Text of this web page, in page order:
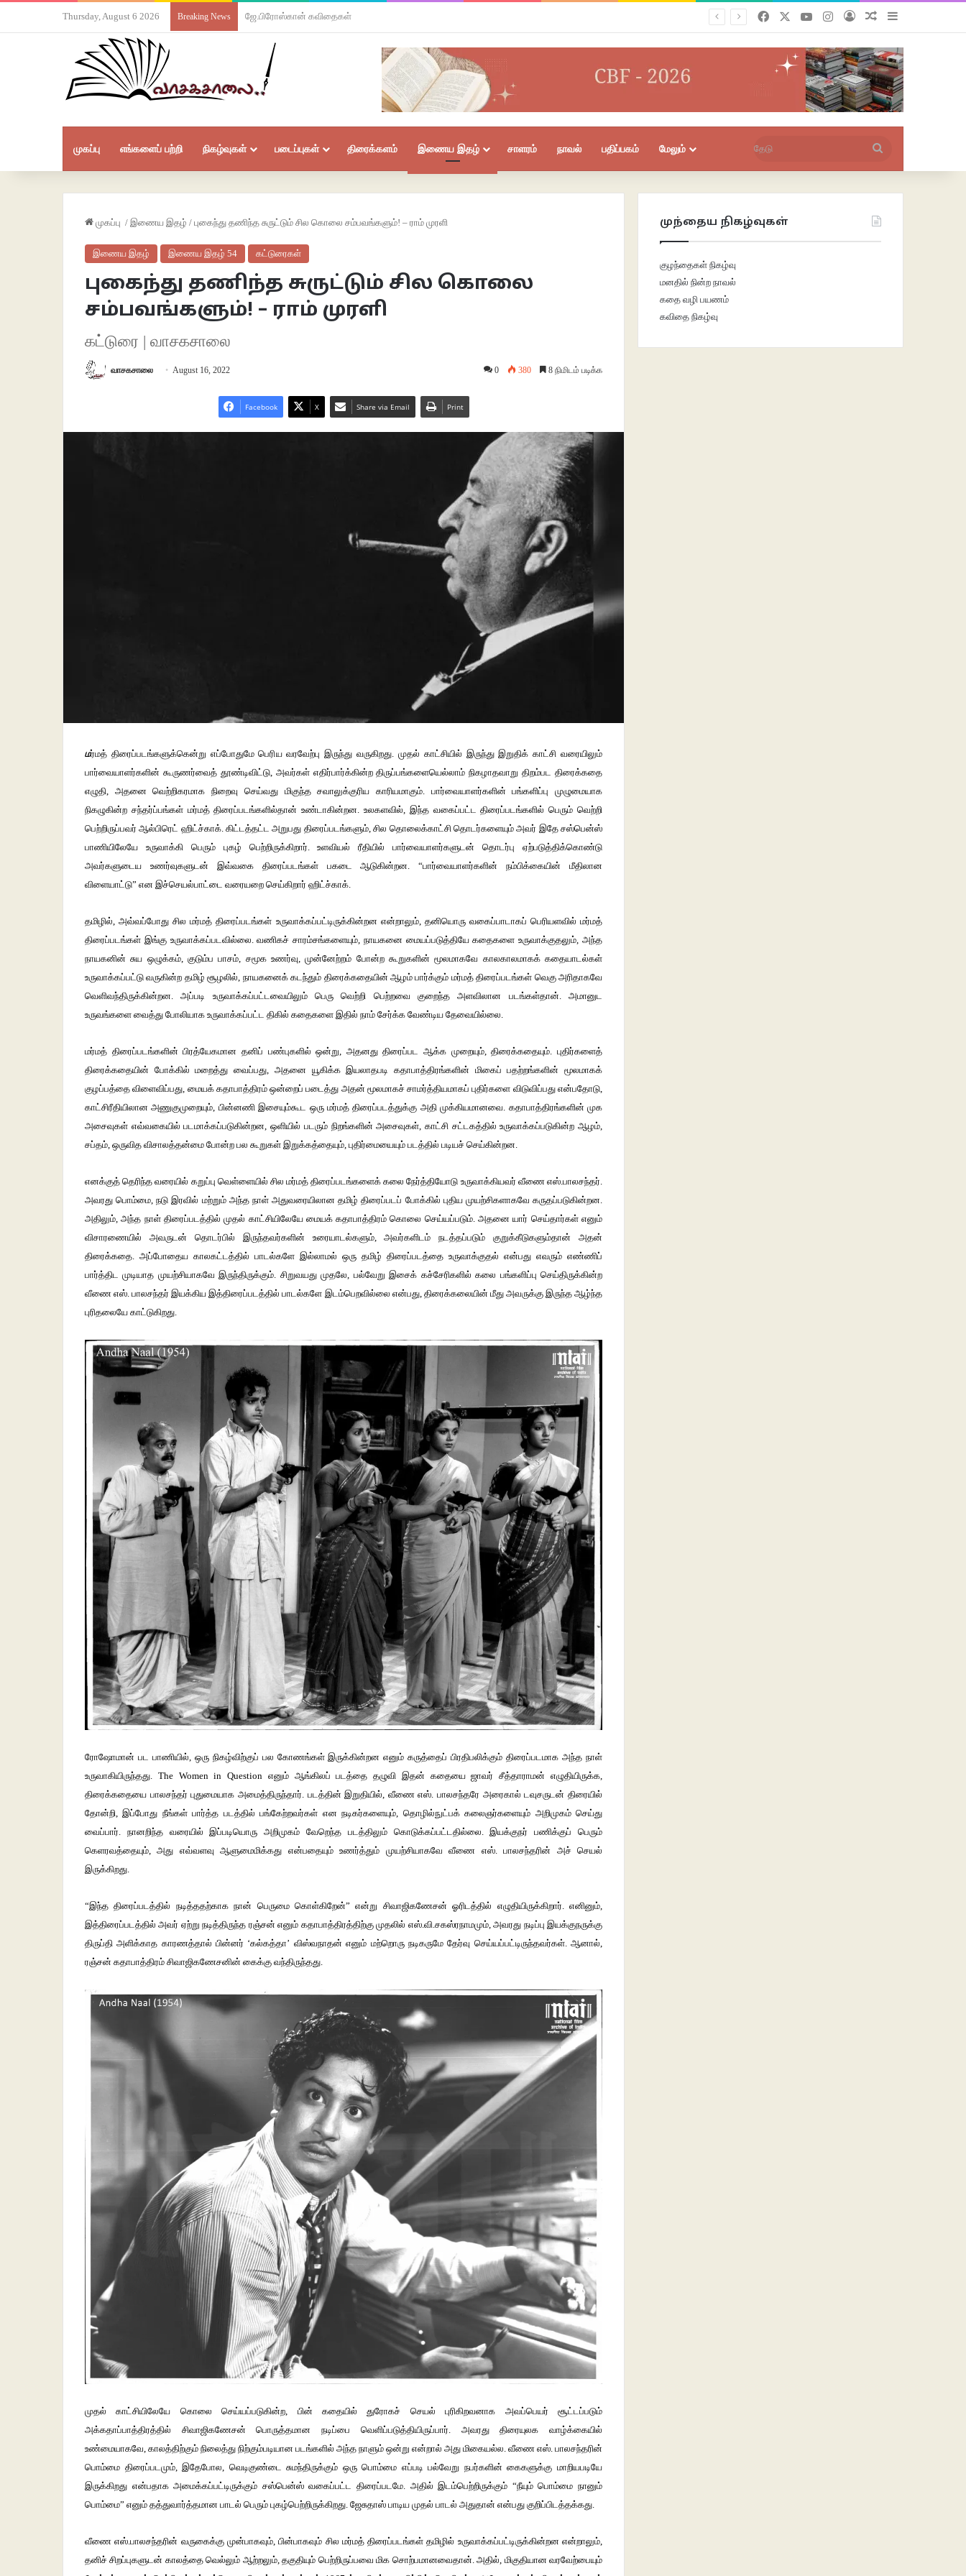
Thursday, August 6 2026 Breaking News ஜே.பிரோஸ்கான் கவிதைகள் FacebookYouTubeInstagramபுகுபதிகைசீரற்ற பதிவுகள்
Sidebar
முகப்பு எங்களைப் பற்றி நிகழ்வுகள் படைப்புகள் திரைக்களம் இணைய இதழ் சாளரம் நாவல் பதிப்பகம் மேலும்
முகப்பு / இணைய இதழ் / புகைந்து தணிந்த சுருட்டும் சில கொலை சம்பவங்களும்! – ராம் முரளி
இணைய இதழ் இணைய இதழ் 54 கட்டுரைகள்
புகைந்து தணிந்த சுருட்டும் சில கொலை
சம்பவங்களும்! – ராம் முரளி
கட்டுரை | வாசகசாலை
வாசகசாலை August 16, 2022 0 380 8 நிமிடம் படிக்க
Facebook X Share via Email Print
மர்மத் திரைப்படங்களுக்கென்று எப்போதுமே பெரிய வரவேற்பு இருந்து வருகிறது. முதல் காட்சியில் இருந்து இறுதிக் காட்சி வரையிலும்
பார்வையாளர்களின் கூருணர்வைத் தூண்டிவிட்டு, அவர்கள் எதிர்பார்க்கின்ற திருப்பங்களையெல்லாம் நிகழாதவாறு திறம்பட திரைக்கதை
எழுதி, அதனை வெற்றிகரமாக நிறைவு செய்வது மிகுந்த சவாலுக்குரிய காரியமாகும். பார்வையாளர்களின் பங்களிப்பு முழுமையாக
நிகழுகின்ற சந்தர்ப்பங்கள் மர்மத் திரைப்படங்களில்தான் உண்டாகின்றன. உலகளவில், இந்த வகைப்பட்ட திரைப்படங்களில் பெரும் வெற்றி
பெற்றிருப்பவர் ஆல்பிரெட் ஹிட்ச்காக். கிட்டத்தட்ட அறுபது திரைப்படங்களும், சில தொலைக்காட்சி தொடர்களையும் அவர் இதே சஸ்பென்ஸ்
பாணியிலேயே உருவாக்கி பெரும் புகழ் பெற்றிருக்கிறார். உளவியல் ரீதியில் பார்வையாளர்களுடன் தொடர்பு ஏற்படுத்திக்கொண்டு
அவர்களுடைய உணர்வுகளுடன் இவ்வகை திரைப்படங்கள் பகடை ஆடுகின்றன. “பார்வையாளர்களின் நம்பிக்கையின் மீதிலான
விளையாட்டு” என இச்செயல்பாட்டை வரையறை செய்கிறார் ஹிட்ச்காக்.
தமிழில், அவ்வப்போது சில மர்மத் திரைப்படங்கள் உருவாக்கப்பட்டிருக்கின்றன என்றாலும், தனியொரு வகைப்பாடாகப் பெரியளவில் மர்மத்
திரைப்படங்கள் இங்கு உருவாக்கப்படவில்லை. வணிகச் சாரம்சங்களையும், நாயகனை மையப்படுத்தியே கதைகளை உருவாக்குதலும், அந்த
நாயகனின் சுய ஒழுக்கம், குடும்ப பாசம், சமூக உணர்வு, முன்னேற்றம் போன்ற கூறுகளின் மூலமாகவே காலகாலமாகக் கதையாடல்கள்
உருவாக்கப்பட்டு வருகின்ற தமிழ் சூழலில், நாயகனைக் கடந்தும் திரைக்கதையின் ஆழம் பார்க்கும் மர்மத் திரைப்படங்கள் வெகு அரிதாகவே
வெளிவந்திருக்கின்றன. அப்படி உருவாக்கப்பட்டவையிலும் பெரு வெற்றி பெற்றவை குறைந்த அளவிலான படங்கள்தான். அமானுட
உருவங்களை வைத்து போலியாக உருவாக்கப்பட்ட திகில் கதைகளை இதில் நாம் சேர்க்க வேண்டிய தேவையில்லை.
மர்மத் திரைப்படங்களின் பிரத்யேகமான தனிப் பண்புகளில் ஒன்று, அதனது திரைப்பட ஆக்க முறையும், திரைக்கதையும். புதிர்களைத்
திரைக்கதையின் போக்கில் மறைத்து வைப்பது, அதனை யூகிக்க இயலாதபடி கதாபாத்திரங்களின் மிகைப் பதற்றங்களின் மூலமாகக்
குழப்பத்தை விளைவிப்பது, மையக் கதாபாத்திரம் ஒன்றைப் படைத்து அதன் மூலமாகச் சாமர்த்தியமாகப் புதிர்களை விடுவிப்பது என்பதோடு,
காட்சிரீதியிலான அணுகுமுறையும், பின்னணி இசையும்கூட ஒரு மர்மத் திரைப்படத்துக்கு அதி முக்கியமானவை. கதாபாத்திரங்களின் முக
அசைவுகள் எவ்வகையில் படமாக்கப்படுகின்றன, ஒளியில் படரும் நிறங்களின் அசைவுகள், காட்சி சட்டகத்தில் உருவாக்கப்படுகின்ற ஆழம்,
சப்தம், ஒருவித விசாலத்தன்மை போன்ற பல கூறுகள் இறுக்கத்தையும், புதிர்மையையும் படத்தில் படியச் செய்கின்றன.
எனக்குத் தெரிந்த வரையில் கறுப்பு வெள்ளையில் சில மர்மத் திரைப்படங்களைக் கலை நேர்த்தியோடு உருவாக்கியவர் வீணை எஸ்.பாலசந்தர்.
அவரது பொம்மை, நடு இரவில் மற்றும் அந்த நாள் அதுவரையிலான தமிழ் திரைப்படப் போக்கில் புதிய முயற்சிகளாகவே கருதப்படுகின்றன.
அதிலும், அந்த நாள் திரைப்படத்தில் முதல் காட்சியிலேயே மையக் கதாபாத்திரம் கொலை செய்யப்படும். அதனை யார் செய்தார்கள் எனும்
விசாரணையில் அவருடன் தொடர்பில் இருந்தவர்களின் உரையாடல்களும், அவர்களிடம் நடத்தப்படும் குறுக்கீடுகளும்தான் அதன்
திரைக்கதை. அப்போதைய காலகட்டத்தில் பாடல்களே இல்லாமல் ஒரு தமிழ் திரைப்படத்தை உருவாக்குதல் என்பது எவரும் எண்ணிப்
பார்த்திட முடியாத முயற்சியாகவே இருந்திருக்கும். சிறுவயது முதலே, பல்வேறு இசைக் கச்சேரிகளில் கலை பங்களிப்பு செய்திருக்கின்ற
வீணை எஸ். பாலசந்தர் இயக்கிய இத்திரைப்படத்தில் பாடல்களே இடம்பெறவில்லை என்பது, திரைக்கலையின் மீது அவருக்கு இருந்த ஆழ்ந்த
புரிதலையே காட்டுகிறது.
ரோஷோமான் பட பாணியில், ஒரு நிகழ்விற்குப் பல கோணங்கள் இருக்கின்றன எனும் கருத்தைப் பிரதிபலிக்கும் திரைப்படமாக அந்த நாள்
உருவாகியிருந்தது. The Women in Question எனும் ஆங்கிலப் படத்தை தழுவி இதன் கதையை ஜாவர் சீத்தாராமன் எழுதியிருக்க,
திரைக்கதையை பாலசந்தர் புதுமையாக அமைத்திருந்தார். படத்தின் இறுதியில், வீணை எஸ். பாலசந்தரே அரைகால் டவுசருடன் திரையில்
தோன்றி, இப்போது நீங்கள் பார்த்த படத்தில் பங்கேற்றவர்கள் என நடிகர்களையும், தொழில்நுட்பக் கலைஞர்களையும் அறிமுகம் செய்து
வைப்பார். நானறிந்த வரையில் இப்படியொரு அறிமுகம் வேறெந்த படத்திலும் கொடுக்கப்பட்டதில்லை. இயக்குநர் பணிக்குப் பெரும்
கெளரவத்தையும், அது எவ்வளவு ஆளுமைமிக்கது என்பதையும் உணர்த்தும் முயற்சியாகவே வீணை எஸ். பாலசந்தரின் அச் செயல்
இருக்கிறது.
“இந்த திரைப்படத்தில் நடித்ததற்காக நான் பெருமை கொள்கிறேன்” என்று சிவாஜிகணேசன் ஓரிடத்தில் எழுதியிருக்கிறார். எனினும்,
இத்திரைப்படத்தில் அவர் ஏற்று நடித்திருந்த ரஞ்சன் எனும் கதாபாத்திரத்திற்கு முதலில் எஸ்.வி.சகஸ்ரநாமமும், அவரது நடிப்பு இயக்குநருக்கு
திருப்தி அளிக்காத காரணத்தால் பின்னர் ‘கல்கத்தா’ விஸ்வநாதன் எனும் மற்றொரு நடிகருமே தேர்வு செய்யப்பட்டிருந்தவர்கள். ஆனால்,
ரஞ்சன் கதாபாத்திரம் சிவாஜிகணேசனின் கைக்கு வந்திருந்தது.
முதல் காட்சியிலேயே கொலை செய்யப்படுகின்ற, பின் கதையில் துரோகச் செயல் புரிகிறவனாக அவப்பெயர் சூட்டப்படும்
அக்கதாப்பாத்திரத்தில் சிவாஜிகணேசன் பொருத்தமான நடிப்பை வெளிப்படுத்தியிருப்பார். அவரது திரையுலக வாழ்க்கையில்
உண்மையாகவே, காலத்திற்கும் நிலைத்து நிற்கும்படியான படங்களில் அந்த நாளும் ஒன்று என்றால் அது மிகையல்ல. வீணை எஸ். பாலசந்தரின்
பொம்மை திரைப்படமும், இதேபோல, வெடிகுண்டை சுமந்திருக்கும் ஒரு பொம்மை எப்படி பல்வேறு நபர்களின் கைகளுக்கு மாறியபடியே
இருக்கிறது என்பதாக அமைக்கப்பட்டிருக்கும் சஸ்பென்ஸ் வகைப்பட்ட திரைப்படமே. அதில் இடம்பெற்றிருக்கும் “நீயும் பொம்மை நானும்
பொம்மை” எனும் தத்துவார்த்தமான பாடல் பெரும் புகழ்பெற்றிருக்கிறது. ஜேசுதாஸ் பாடிய முதல் பாடல் அதுதான் என்பது குறிப்பிடத்தக்கது.
வீணை எஸ்.பாலசந்தரின் வருகைக்கு முன்பாகவும், பின்பாகவும் சில மர்மத் திரைப்படங்கள் தமிழில் உருவாக்கப்பட்டிருக்கின்றன என்றாலும்,
தனிச் சிறப்புகளுடன் காலத்தை வெல்லும் ஆற்றலும், தகுதியும் பெற்றிருப்பவை மிக சொற்பமானவைதான். அதில், மிகுதியான வரவேற்பையும்
முந்தைய நிகழ்வுகள்
குழந்தைகள் நிகழ்வு
மனதில் நின்ற நாவல்
கதை வழி பயணம்
கவிதை நிகழ்வு